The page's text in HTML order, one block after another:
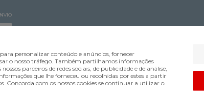
Bsolus.pt
personalizar conteúdo e anúncios, fornecer
o nosso tráfego. Também partilhamos informações
parceiros de redes sociais, de publicidade e de análise,
que lhe forneceu ou recolhidas por estes a partir
Concorda com os nossos cookies se continuar a utilizar o